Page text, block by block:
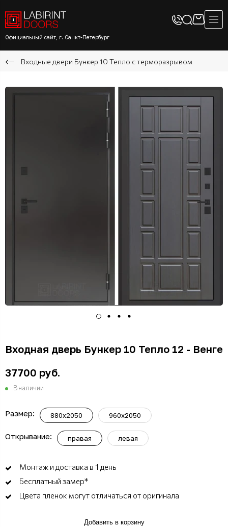
Официальный сайт, г. Санкт-Петербург
Входные двери Бункер 10 Тепло с терморазрывом
Входная дверь Бункер 10 Тепло 12 - Венге
37700 руб.
В наличии
Размер: 880x2050 960x2050
Открывание: правая левая
Монтаж и доставка в 1 день
Бесплатный замер*
Цвета пленок могут отличаться от оригинала
Добавить в корзину